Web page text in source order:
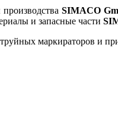
производстваSIMACO
и запасные части
маркираторов и